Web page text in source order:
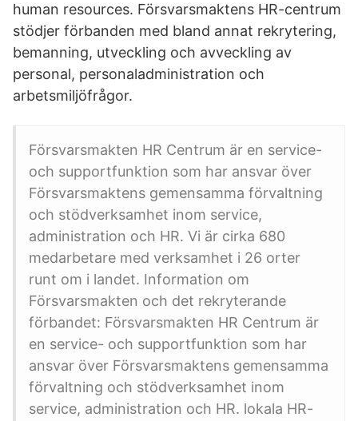
human resources. Försvarsmaktens HR-centrum
stödjer förbanden med bland annat rekrytering,
bemanning, utveckling och avveckling av
personal, personaladministration och
arbetsmiljöfrågor.
Försvarsmakten HR Centrum är en service-
och supportfunktion som har ansvar över
Försvarsmaktens gemensamma förvaltning
och stödverksamhet inom service,
administration och HR. Vi är cirka 680
medarbetare med verksamhet i 26 orter
runt om i landet. Information om
Försvarsmakten och det rekryterande
förbandet: Försvarsmakten HR Centrum är
en service- och supportfunktion som har
ansvar över Försvarsmaktens gemensamma
förvaltning och stödverksamhet inom
service, administration och HR. lokala HR-